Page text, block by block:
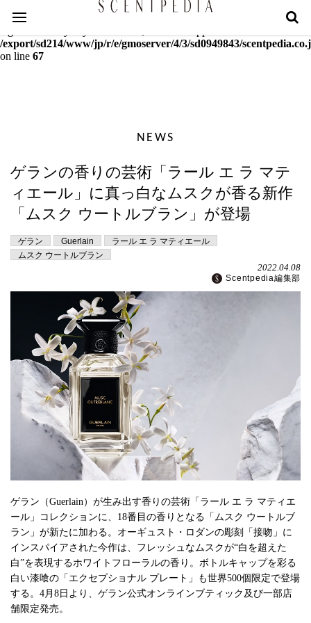
Warning
: mcrypt_decrypt(): Key of size 18 not supported by this
/export/sd214/www/jp/r/e/gmoserver/4/3/sd0949843/
on line 67
NEWS
ゲランの香りの芸術「ラール エ ラ マテ
ィエール」に真っ白なムスクが香る新作
「ムスク ウートルブラン」が登場
ゲラン Guerlain
ラール エ ラ マティエール
ムスク ウートルブラン
2022.04.08
Scentpedia編集部
ゲラン（Guerlain）が生み出す香りの芸術「ラール エ ラ マティエ
ール」コレクションに、18番目の香りとなる「ムスク ウートルブ
ラン」が新たに加わる。オーギュスト・ロダンの彫刻「接吻」に
インスパイアされた今作は、フレッシュなムスクが“白を超えた
白”を表現するホワイトフローラルの香り。ボトルキャップを彩る
白い漆喰の「エクセプショナル プレート」も世界500個限定で登場
する。4月8日より、ゲラン公式オンラインブティック及び一部店
舗限定発売。